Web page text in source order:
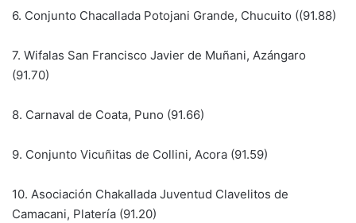
6. Conjunto Chacallada Potojani Grande, Chucuito ((91.88)
7. Wifalas San Francisco Javier de Muñani, Azángaro
(91.70)
8. Carnaval de Coata, Puno (91.66)
9. Conjunto Vicuñitas de Collini, Acora (91.59)
10. Asociación Chakallada Juventud Clavelitos de
Camacani, Platería (91.20)